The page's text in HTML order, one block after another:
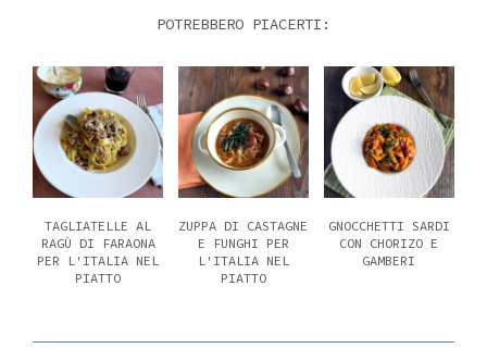
POTREBBERO PIACERTI:
TAGLIATELLE AL
RAGÙ DI FARAONA
PER L'ITALIA NEL
PIATTO
ZUPPA DI CASTAGNE
E FUNGHI PER
L'ITALIA NEL
PIATTO
GNOCCHETTI SARDI
CON CHORIZO E
GAMBERI